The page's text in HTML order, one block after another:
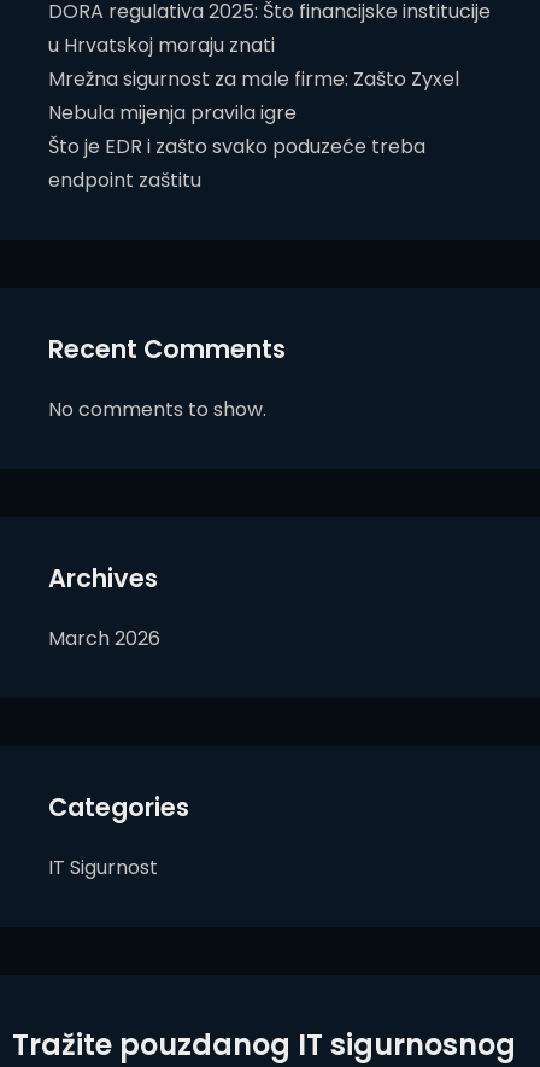
DORA regulativa 2025: Što financijske institucije
u Hrvatskoj moraju znati
Mrežna sigurnost za male firme: Zašto Zyxel
Nebula mijenja pravila igre
Što je EDR i zašto svako poduzeće treba
endpoint zaštitu
Recent Comments
No comments to show.
Archives
March 2026
Categories
IT Sigurnost
Tražite pouzdanog IT sigurnosnog